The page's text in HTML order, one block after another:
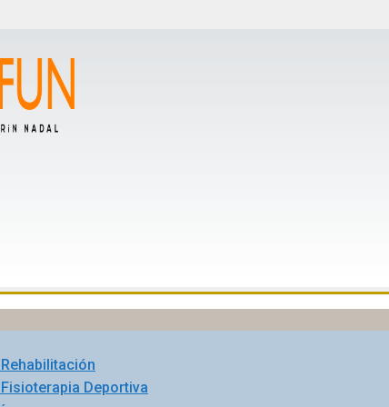
Deportiva